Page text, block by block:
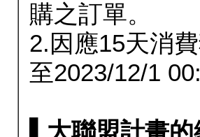
購之訂單。
2.因應15天消
至2023/12/1
▌大聯盟計畫